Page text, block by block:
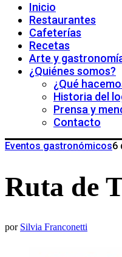
Inicio
Restaurantes
Cafeterías
Recetas
Arte y
¿Quiénes somos?
¿Qué
Historia del
Prensa y
Contacto
Eventos gastronómicos6
Ruta de
por Silvia Franconetti